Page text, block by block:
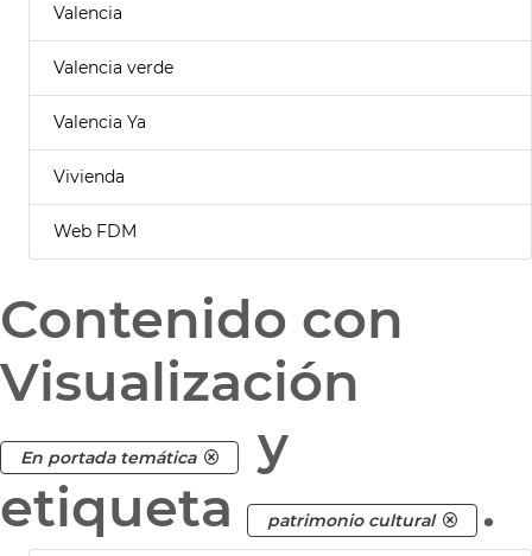
Valencia
Valencia verde
Valencia Ya
Vivienda
Web FDM
Contenido con
Visualización
En portada temática
y
etiqueta
patrimonio cultural .